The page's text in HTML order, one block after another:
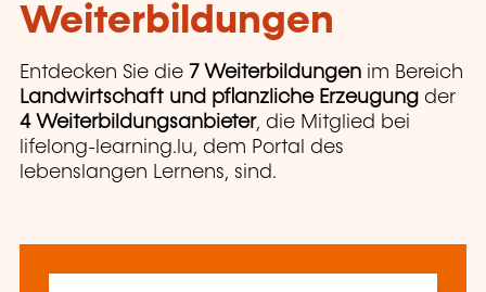
Weiterbildungen
Entdecken Sie die 7 Weiterbildungen im Bereich
Landwirtschaft und pflanzliche Erzeugung der
4 Weiterbildungsanbieter, die Mitglied bei
lifelong-learning.lu, dem Portal des
lebenslangen Lernens, sind.